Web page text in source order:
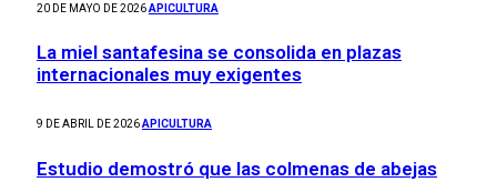
20 DE MAYO DE 2026APICULTURA
La miel santafesina se consolida en plazas
internacionales muy exigentes
9 DE ABRIL DE 2026APICULTURA
Estudio demostró que las colmenas de abejas